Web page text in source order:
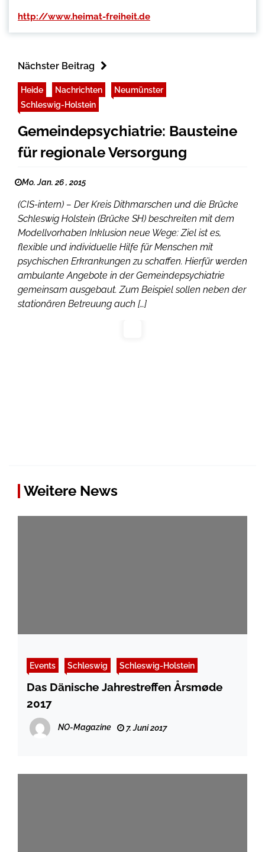
http://www.heimat-freiheit.de
Nächster Beitrag
Heide Nachrichten
Neumünster
Schleswig-Holstein
Gemeindepsychiatrie: Bausteine
für regionale Versorgung
Mo. Jan. 26 , 2015
(CIS-intern) – Der Kreis Dithmarschen und die Brücke
Schleswig Holstein (Brücke SH) beschreiten mit dem
Modellvorhaben Inklusion neue Wege: Ziel ist es,
flexible und individuelle Hilfe für Menschen mit
psychischen Erkrankungen zu schaffen. Hierfür werden
ambulante Angebote in der Gemeindepsychiatrie
gemeinsam ausgebaut. Zum Beispiel sollen neben der
stationären Betreuung auch […]
Weitere News
Events Schleswig Schleswig-Holstein
Das Dänische Jahrestreffen Årsmøde
2017
NO-Magazine 7. Juni 2017